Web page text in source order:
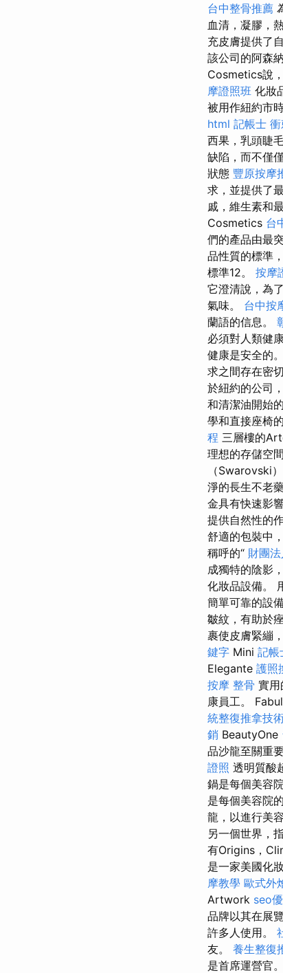
台中整骨推薦
血清，凝膠，
充皮膚提供了
該公司的阿森
Cosmetics說
摩證照班 化妝
被用作紐約市
html 記帳士 衝
西果，乳頭睫
缺陷，而不僅
狀態 豐原按摩
求，並提供了
戚，維生素和
Cosmetics 台
們的產品由最
品性質的標準
標準12。 按摩
它澄清說，為
氣味。 台中按
蘭語的信息。
必須對人類健
健康是安全的。
求之間存在密
於紐約的公司
和清潔油開始
學和直接座椅
程 三層樓的
理想的存儲空
（Swarovski
淨的長生不老
金具有快速影
提供自然性的
舒適的包裝中
稱呼的“ 財團
成獨特的陰影
化妝品設備。
簡單可靠的設
皺紋，有助於
裹使皮膚緊繃
鍵字 Mini 記帳
Elegante 護照
按摩 整骨 實用
康員工。
統整復推拿技
銷 BeautyOne
品沙龍至關重
證照 透明質酸
鍋是每個美容
是每個美容院
龍，以進行美
另一個世界，
有Origins，
是一家美國化
摩教學 歐式外
Artwork seo
品牌以其在展
許多人使用。
友。 養生整復
是首席運營官。